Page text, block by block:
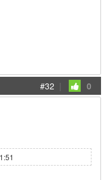
#32 | 0